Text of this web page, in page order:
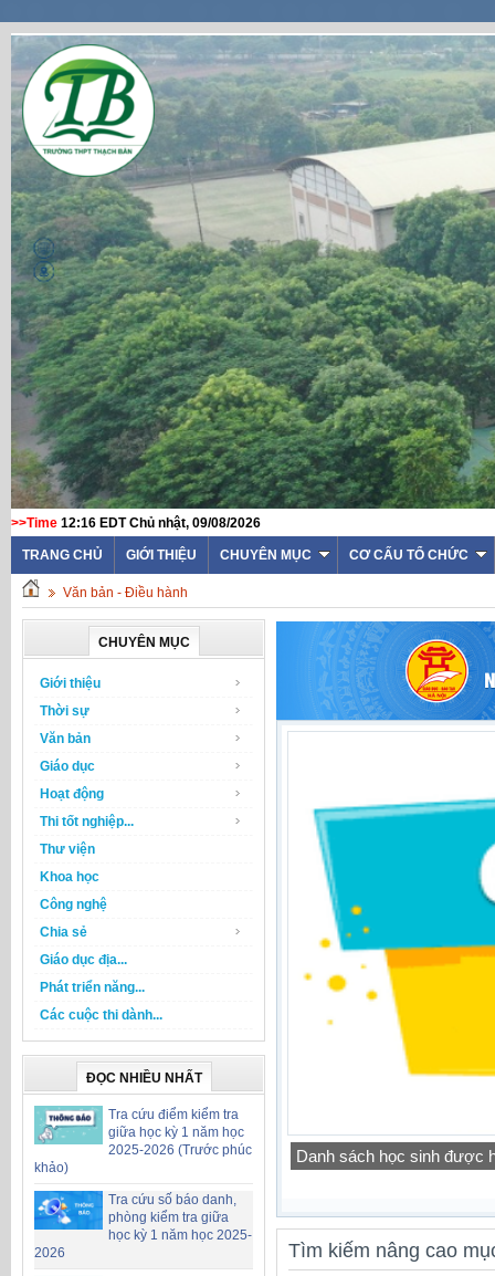
>>Time 12:16 EDT Chủ nhật, 09/08/2026
TRANG CHỦ GIỚI THIỆU CHUYÊN MỤC CƠ CẤU TỔ CHỨC
Văn bản - Điều hành
CHUYÊN MỤC
Giới thiệu
Thời sự
Văn bản
Giáo dục
Hoạt động
Thi tốt nghiệp...
Thư viện
Khoa học
Công nghệ
Chia sẻ
Giáo dục địa...
Phát triển năng...
Các cuộc thi dành...
ĐỌC NHIỀU NHẤT
Tra cứu điểm kiểm tra
giữa học kỳ 1 năm học
2025-2026 (Trước phúc
khảo)
Tra cứu số báo danh,
phòng kiểm tra giữa
học kỳ 1 năm học 2025-
2026
Danh sách học sinh được
Tìm kiếm nâng cao